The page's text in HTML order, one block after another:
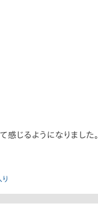
じるようになりました。